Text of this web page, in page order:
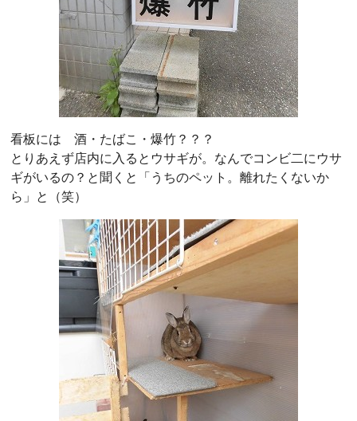
看板には 酒・たばこ・爆竹？？？
とりあえず店内に入るとウサギが。なんでコンビ二にウサ
ギがいるの？と聞くと「うちのペット。離れたくないか
ら」と（笑）